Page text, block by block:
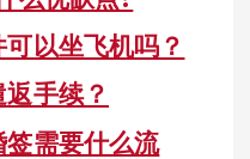
以坐飞机吗？
手续？
需要什么流